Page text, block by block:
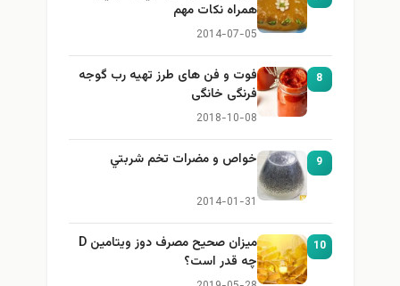
همراه نكات مهم
2014-07-05
8
فوت و فن های طرز تهیه رب گوجه
فرنگی خانگی
2018-10-08
9 خواص و مضرات تخم شربتي
2014-01-31
10
میزان صحیح مصرف دوز ویتامین D
چه قدر است؟